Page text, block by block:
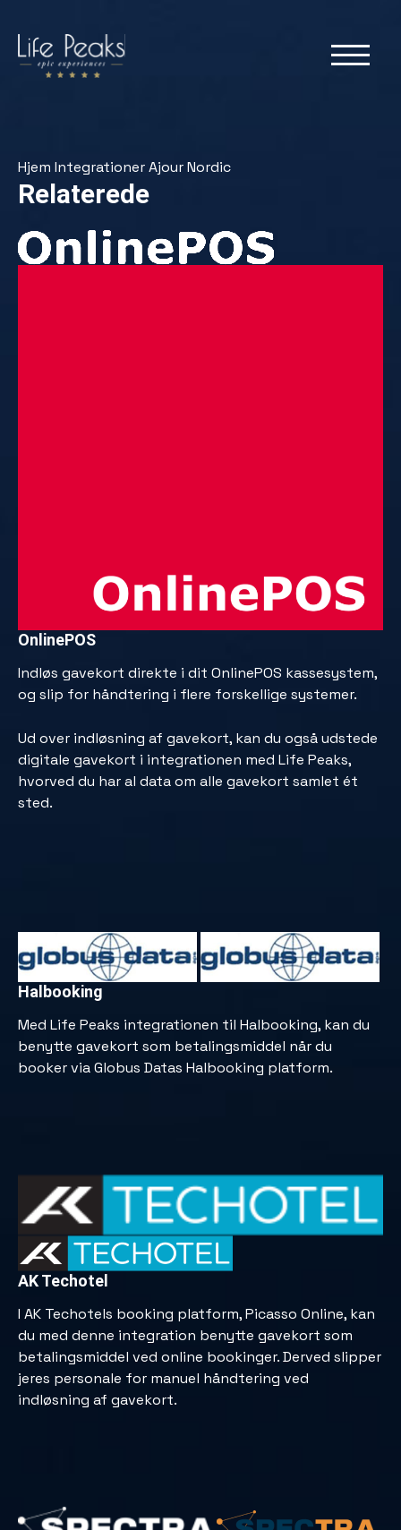
Hjem IntegrationerAjour Nordic
Relaterede
OnlinePOS
Indløs gavekort direkte i dit OnlinePOS kassesystem,
og slip for håndtering i flere forskellige systemer.
Ud over indløsning af gavekort, kan du også udstede
digitale gavekort i integrationen med Life Peaks,
hvorved du har al data om alle gavekort samlet ét
sted.
Halbooking
Med Life Peaks integrationen til Halbooking, kan du
benytte gavekort som betalingsmiddel når du
booker via Globus Datas Halbooking platform.
AK Techotel
I AK Techotels booking platform, Picasso Online, kan
du med denne integration benytte gavekort som
betalingsmiddel ved online bookinger. Derved slipper
jeres personale for manuel håndtering ved
indløsning af gavekort.